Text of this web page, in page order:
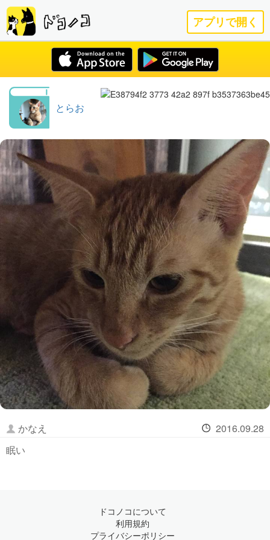
アプリで開く
とらお
かなえ
2016.09.28
眠い
ドコノコについて
利用規約
プライバシーポリシー